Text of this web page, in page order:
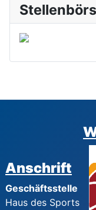
Anschrift
Geschäftsstelle
Haus des Sports